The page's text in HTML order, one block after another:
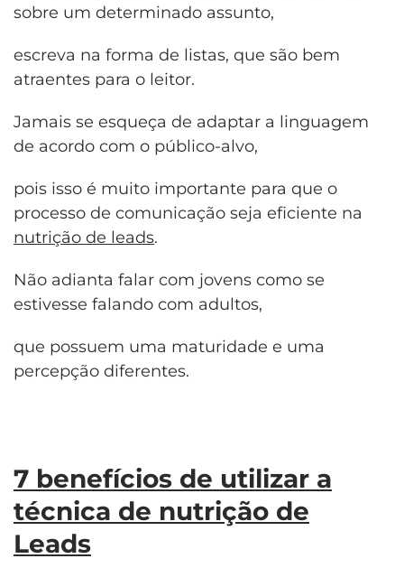
sobre um determinado assunto,
escreva na forma de listas, que são bem
atraentes para o leitor.
Jamais se esqueça de adaptar a linguagem
de acordo com o público-alvo,
pois isso é muito importante para que o
processo de comunicação seja eficiente na
nutrição de leads.
Não adianta falar com jovens como se
estivesse falando com adultos,
que possuem uma maturidade e uma
percepção diferentes.
7 benefícios de utilizar a
técnica de nutrição de
Leads